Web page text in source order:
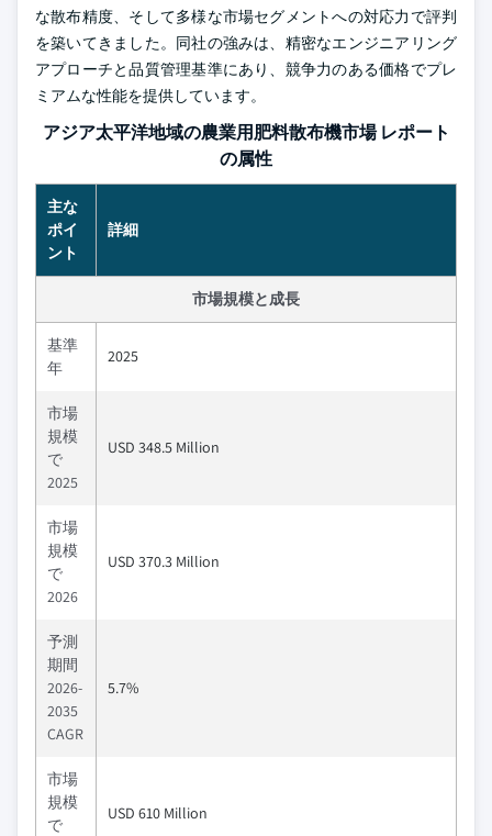
な散布精度、そして多様な市場セグメントへの対応力で評判
を築いてきました。同社の強みは、精密なエンジニアリング
アプローチと品質管理基準にあり、競争力のある価格でプレ
ミアムな性能を提供しています。
アジア太平洋地域の農業用肥料散布機市場 レポート
の属性
主な
ポイ
ント
詳細
市場規模と成長
基準
年
2025
市場
規模
で
2025
USD 348.5 Million
市場
規模
で
2026
USD 370.3 Million
予測
期間
2026-
2035
CAGR
5.7%
市場
規模
で
USD 610 Million